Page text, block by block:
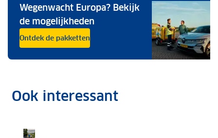
Wegenwacht Europa? Bekijk
de mogelijkheden
Ontdek de pakketten
Ook interessant